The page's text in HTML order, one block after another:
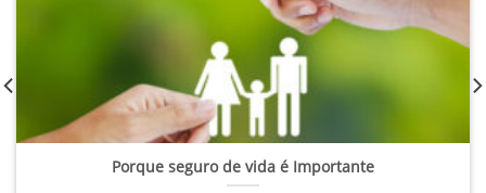
Porque seguro de vida é Importante